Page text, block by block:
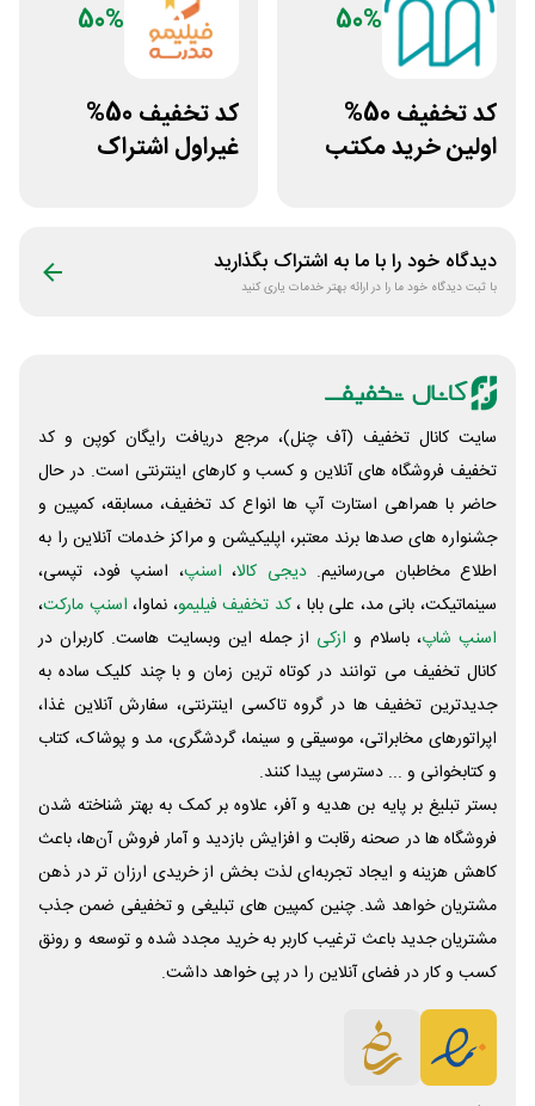
50%
کد تخفیف 50%
اولین خرید مکتب
50%
کد تخفیف 50%
غیراول اشتراک
دیدگاه خود را با ما به اشتراک بگذارید
با ثبت دیدگاه خود ما را در ارائه بهتر خدمات یاری کنید
سایت کانال تخفیف (آف چنل)، مرجع دریافت رایگان کوپن و کد
تخفیف فروشگاه های آنلاین و کسب و‌ کارهای اینترنتی است. در حال
حاضر با همراهی استارت آپ ها انواع کد تخفیف، مسابقه، کمپین و
جشنواره های صدها برند معتبر، اپلیکیشن و مراکز خدمات آنلاین را به
اطلاع مخاطبان می‌رسانیم. دیجی کالا، اسنپ، اسنپ فود، تپسی،
سینماتیکت، بانی مد، علی‌ بابا ،کد تخفیف فیلیمو، نماوا، اسنپ مارکت،
اسنپ شاپ، باسلام و ازکی از جمله این وبسایت ‌هاست. کاربران در
کانال تخفیف می توانند در کوتاه ترین زمان و با چند کلیک ساده به
جدیدترین تخفیف ها در گروه تاکسی اینترنتی، سفارش آنلاین غذا،
اپراتورهای مخابراتی، موسیقی و سینما، گردشگری، مد و پوشاک، کتاب
و کتابخوانی و ... دسترسی پیدا کنند.
بستر تبلیغ بر پایه بن هدیه و آفر، علاوه بر کمک به بهتر شناخته شدن
فروشگاه ها در صحنه رقابت و افزایش بازدید و آمار فروش آن‌ها، باعث
کاهش هزینه و ایجاد تجربه‌ای لذت بخش از خریدی ارزان تر در ذهن
مشتریان خواهد شد. چنین کمپین های تبلیغی و تخفیفی ضمن جذب
مشتریان جدید باعث ترغیب کاربر به خرید مجدد شده و توسعه و رونق
کسب و کار در فضای آنلاین را در پی خواهد داشت.